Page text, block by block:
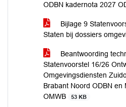
ODBN kadernota 2027
Bijlage 9
Staten bij dossiers
Beantwoording
Statenvoorstel 16/26
Omgevingsdiensten
Brabant Noord ODBN
OMWB
53 KB